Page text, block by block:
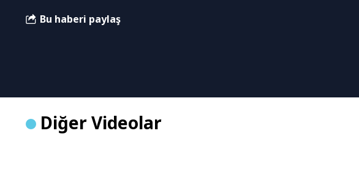
Bu haberi paylaş
Diğer Videolar